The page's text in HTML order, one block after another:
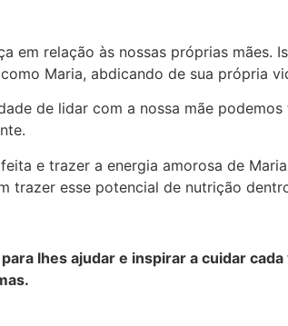
em relação às nossas próprias mães.
Maria, abdicando de sua própria
de lidar com a nossa mãe
e trazer a energia amorosa de
trazer esse potencial de nutrição
lhes ajudar e inspirar a cuidar cada